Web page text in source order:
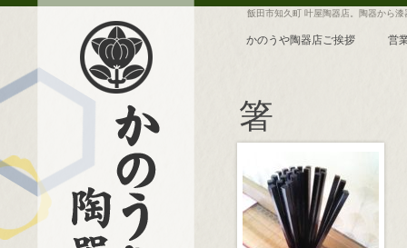
飯田市知久町 叶屋陶器店。陶器から
かのうや陶器店ご挨拶 営
箸